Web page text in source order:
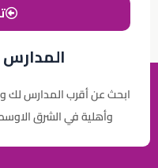
ابحث عن أقرب المدارس لك
وأهلية في الشرق